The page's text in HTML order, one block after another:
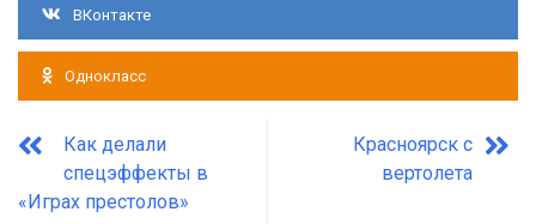
ВКонтакте
Однокласс
Как делали
спецэффекты в
«Играх престолов»
Красноярск с
вертолета